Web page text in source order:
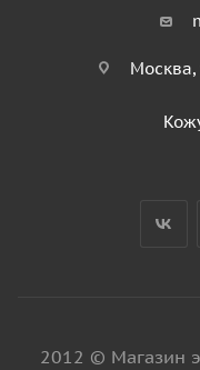
Москва,
2012 © Магазин